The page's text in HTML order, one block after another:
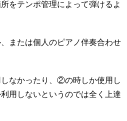
をテンポ管理によって弾けるよ
または個人のピアノ伴奏合わせ
なかったり、②の時しか使用し
用しないというのでは全く上達